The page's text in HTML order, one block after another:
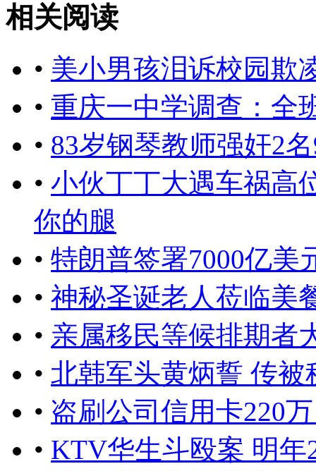
相关阅读
• 美小男孩泪诉校园欺
• 重庆一中学调查：全
• 83岁钢琴教师强奸2
• 小伙丁丁大遇车祸高
你的腿
• 特朗普签署7000亿美
• 神秘圣诞老人莅临美
• 亲属移民等候排期者
• 北韩军头黄炳誓 传被
• 盗刷公司信用卡220
• KTV华生斗殴案 明年